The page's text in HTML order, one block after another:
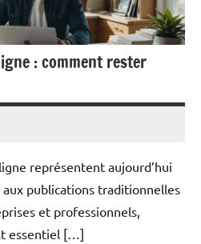
: comment rester
représentent aujourd’hui
publications traditionnelles
et professionnels,
essentiel […]